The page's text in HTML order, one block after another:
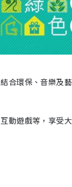
合環保、音樂及
動遊戲等，享受